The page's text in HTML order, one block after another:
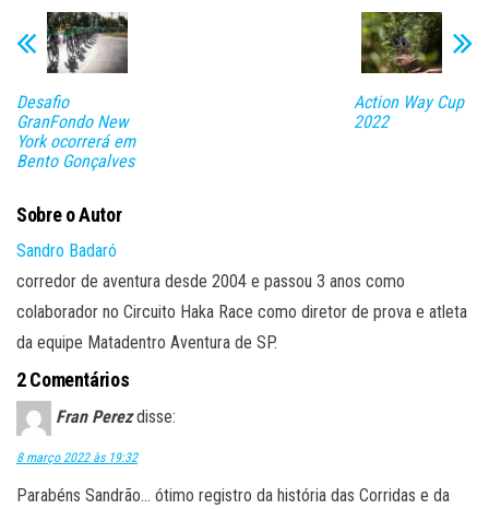
Desafio
GranFondo New
York ocorrerá em
Bento Gonçalves
Action Way Cup
2022
Sobre o Autor
Sandro Badaró
corredor de aventura desde 2004 e passou 3 anos como
colaborador no Circuito Haka Race como diretor de prova e atleta
da equipe Matadentro Aventura de SP.
2 Comentários
Fran Perez disse:
8 março 2022 às 19:32
Parabéns Sandrão… ótimo registro da história das Corridas e da